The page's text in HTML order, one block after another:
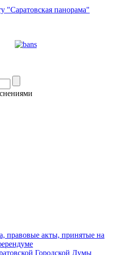
"Саратовская панорама"
правовые акты, принятые на
Городской Думы